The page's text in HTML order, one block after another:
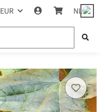
EUR NL